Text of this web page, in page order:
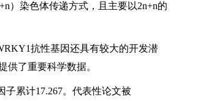
）染色体传递方式，且主要以2n+n的
抗性基因还具有较大的开发潜
了重要科学数据。
子累计17.267。代表性论文被